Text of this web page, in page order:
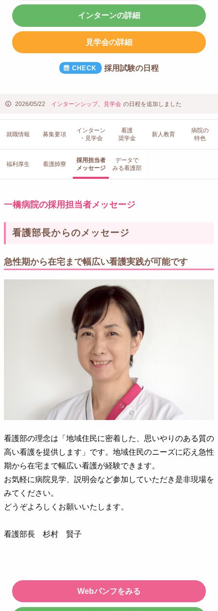
インターンの詳細
見学会の詳細
採用試験の日程
2026/05/22 インターンシップ、 見学会 の日程を追加しました
就職情報 募集要項
インターン
・見学会
看護
奨学金
新人教育
病院の
特色
福利厚生 看護師寮
採用担当者
メッセージ
データで
みる看護部
一橋病院の採用担当者メッセージ
看護部長からのメッセージ
急性期から在宅まで幅広い看護実践が可能です
看護部の理念は「地域住民に密着した、思いやりのある質の
高い看護を提供します」です。地域住民のニーズに応え急性
期から在宅まで幅広い看護が経験できます。
お気軽に病院見学、説明会など参加していただき是非現場を
みてください。
どうぞよろしくお願いいたします。
看護部長 杉村 賢子
Webパンフをみる